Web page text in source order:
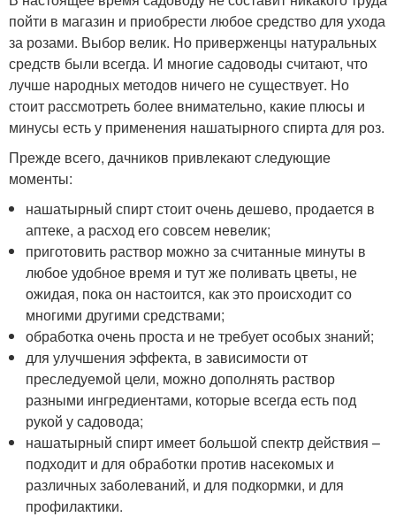
пойти в магазин и приобрести любое средство для ухода
за розами. Выбор велик. Но приверженцы натуральных
средств были всегда. И многие садоводы считают, что
лучше народных методов ничего не существует. Но
стоит рассмотреть более внимательно, какие плюсы и
минусы есть у применения нашатырного спирта для роз.
Прежде всего, дачников привлекают следующие
моменты:
нашатырный спирт стоит очень дешево, продается в
аптеке, а расход его совсем невелик;
приготовить раствор можно за считанные минуты в
любое удобное время и тут же поливать цветы, не
ожидая, пока он настоится, как это происходит со
многими другими средствами;
обработка очень проста и не требует особых знаний;
для улучшения эффекта, в зависимости от
преследуемой цели, можно дополнять раствор
разными ингредиентами, которые всегда есть под
рукой у садовода;
нашатырный спирт имеет большой спектр действия –
подходит и для обработки против насекомых и
различных заболеваний, и для подкормки, и для
профилактики.